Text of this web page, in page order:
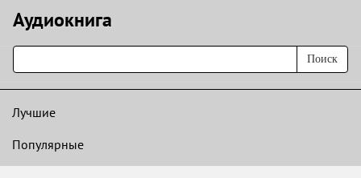
Аудиокнигa
Поиск
Лучшие
Популярные